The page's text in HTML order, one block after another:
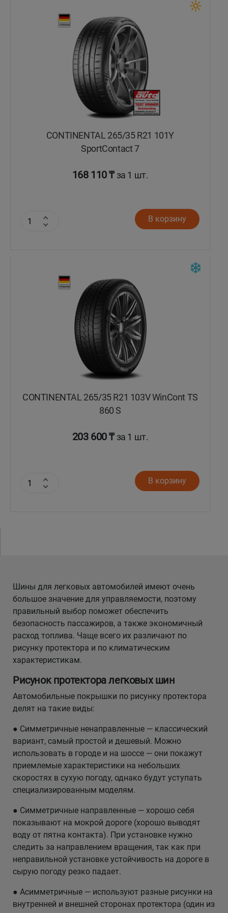
CONTINENTAL 265/35 R21 101Y
SportContact 7
168 110 ₸ за 1 шт.
В корзину
CONTINENTAL 265/35 R21 103V WinCont TS
860 S
203 600 ₸ за 1 шт.
В корзину
Шины для легковых автомобилей имеют очень
большое значение для управляемости, поэтому
правильный выбор поможет обеспечить
безопасность пассажиров, а также экономичный
расход топлива. Чаще всего их различают по
рисунку протектора и по климатическим
характеристикам.
Рисунок протектора легковых шин
Автомобильные покрышки по рисунку протектора
делят на такие виды:
● Симметричные ненаправленные — классический
вариант, самый простой и дешевый. Можно
использовать в городе и на шоссе — они покажут
приемлемые характеристики на небольших
скоростях в сухую погоду, однако будут уступать
специализированным моделям.
● Симметричные направленные — хорошо себя
показывают на мокрой дороге (хорошо выводят
воду от пятна контакта). При установке нужно
следить за направлением вращения, так как при
неправильной установке устойчивость на дороге в
сырую погоду резко падает.
● Асимметричные — используют разные рисунки на
внутренней и внешней сторонах протектора (один из
Темиртау
Усть-Каменогорск